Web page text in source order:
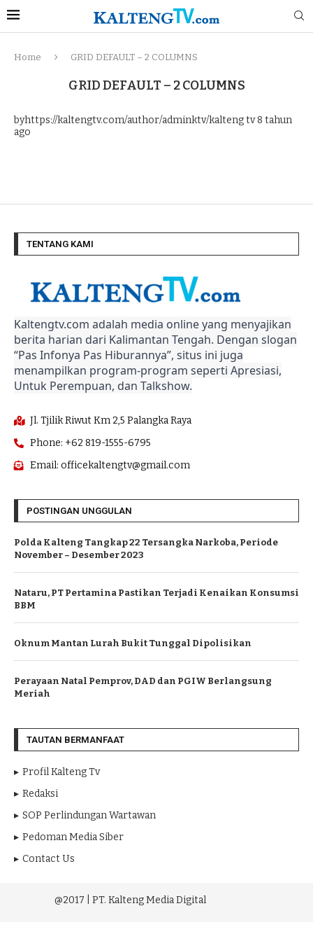
Home GRID DEFAULT – 2 COLUMNS
GRID DEFAULT – 2 COLUMNS
byhttps://kaltengtv.com/author/adminktv/kalteng tv8 tahun
ago
TENTANG KAMI
Kaltengtv.com adalah media online yang menyajikan
berita harian dari Kalimantan Tengah. Dengan slogan
“Pas Infonya Pas Hiburannya”, situs ini juga
menampilkan program-program seperti Apresiasi,
Untuk Perempuan, dan Talkshow.
Jl. Tjilik Riwut Km 2,5 Palangka Raya
Phone: +62 819-1555-6795
Email: officekaltengtv@gmail.com
POSTINGAN UNGGULAN
Polda Kalteng Tangkap 22 Tersangka Narkoba, Periode
November – Desember 2023
Nataru, PT Pertamina Pastikan Terjadi Kenaikan Konsumsi
BBM
Oknum Mantan Lurah Bukit Tunggal Dipolisikan
Perayaan Natal Pemprov, DAD dan PGIW Berlangsung
Meriah
TAUTAN BERMANFAAT
Profil Kalteng Tv
Redaksi
SOP Perlindungan Wartawan
Pedoman Media Siber
Contact Us
@2017 | PT. Kalteng Media Digital